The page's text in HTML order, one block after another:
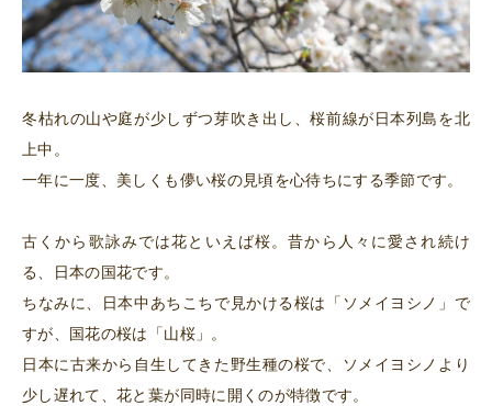
冬枯れの山や庭が少しずつ芽吹き出し、桜前線が日本列島を北
上中。
一年に一度、美しくも儚い桜の見頃を心待ちにする季節です。
古くから歌詠みでは花といえば桜。昔から人々に愛され続け
る、日本の国花です。
ちなみに、日本中あちこちで見かける桜は「ソメイヨシノ」で
すが、国花の桜は「山桜」。
日本に古来から自生してきた野生種の桜で、ソメイヨシノより
少し遅れて、花と葉が同時に開くのが特徴です。